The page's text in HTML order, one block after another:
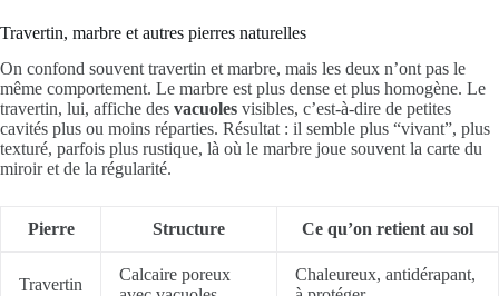
Travertin, marbre et autres pierres naturelles
On confond souvent travertin et marbre, mais les deux n’ont pas le
même comportement. Le marbre est plus dense et plus homogène. Le
travertin, lui, affiche des vacuoles visibles, c’est-à-dire de petites
cavités plus ou moins réparties. Résultat : il semble plus “vivant”, plus
texturé, parfois plus rustique, là où le marbre joue souvent la carte du
miroir et de la régularité.
Pierre Structure Ce qu’on retient au sol
Travertin
Calcaire poreux
Chaleureux, antidérapant,